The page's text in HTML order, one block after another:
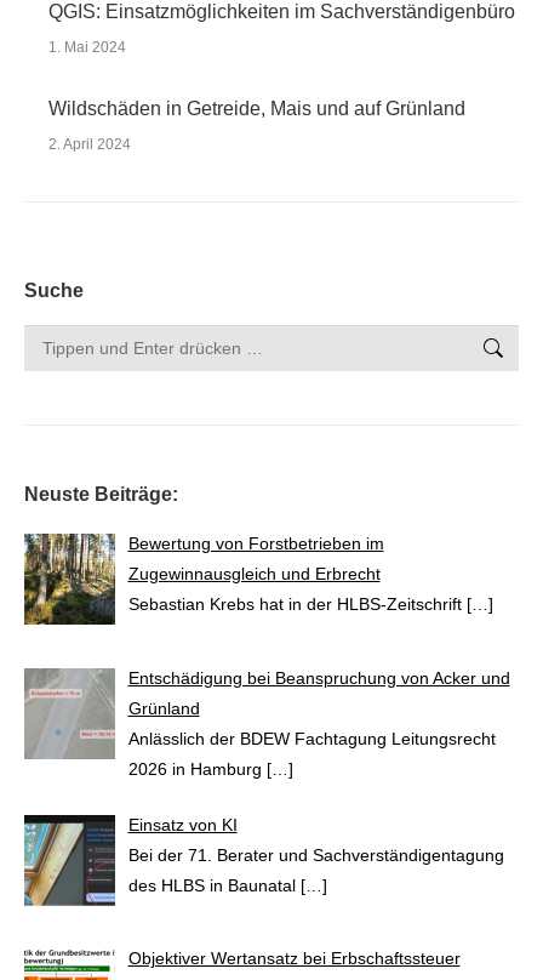
QGIS: Einsatzmöglichkeiten im Sachverständigenbüro
1. Mai 2024
Wildschäden in Getreide, Mais und auf Grünland
2. April 2024
Suche
Search:
Neuste Beiträge:
Bewertung von Forstbetrieben im
Zugewinnausgleich und Erbrecht
Sebastian Krebs hat in der HLBS-Zeitschrift […]
Entschädigung bei Beanspruchung von Acker und
Grünland
Anlässlich der BDEW Fachtagung Leitungsrecht
2026 in Hamburg […]
Einsatz von KI
Bei der 71. Berater und Sachverständigentagung
des HLBS in Baunatal […]
Objektiver Wertansatz bei Erbschaftssteuer